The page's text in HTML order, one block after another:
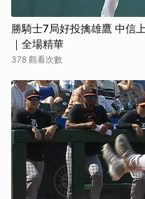
勝騎士7局好投擒雄鷹 中信
｜全場精華
378 觀看次數